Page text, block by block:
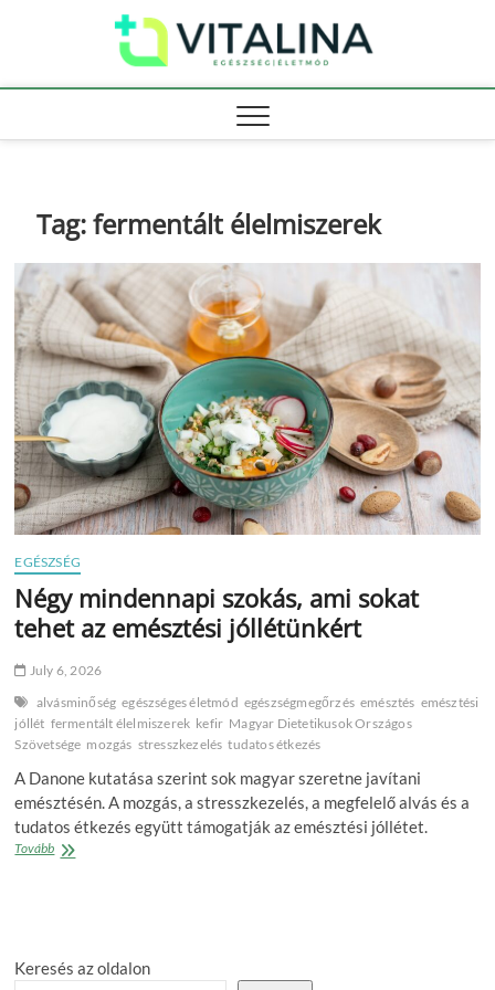
Tag:fermentált élelmiszerek
EGÉSZSÉG
Négy mindennapi szokás, ami sokat
tehet az emésztési jóllétünkért
July 6, 2026
alvásminőség egészséges életmód egészségmegőrzés emésztés emésztési
jóllét fermentált élelmiszerek kefir Magyar Dietetikusok Országos
Szövetsége mozgás stresszkezelés tudatos étkezés
A Danone kutatása szerint sok magyar szeretne javítani
emésztésén. A mozgás, a stresszkezelés, a megfelelő alvás és a
tudatos étkezés együtt támogatják az emésztési jóllétet.
TovábbNégy
az
emésztési
Keresés az oldalon